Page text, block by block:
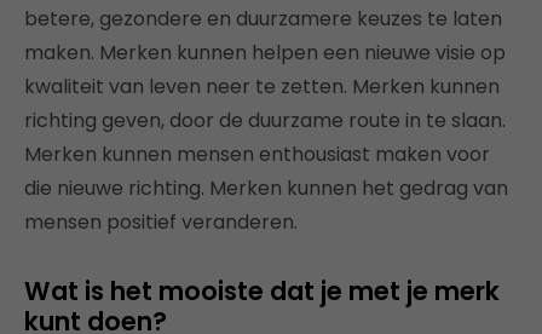
betere, gezondere en duurzamere keuzes te laten
maken. Merken kunnen helpen een nieuwe visie op
kwaliteit van leven neer te zetten. Merken kunnen
richting geven, door de duurzame route in te slaan.
Merken kunnen mensen enthousiast maken voor
die nieuwe richting. Merken kunnen het gedrag van
mensen positief veranderen.
Wat is het mooiste dat je met je merk
kunt doen?